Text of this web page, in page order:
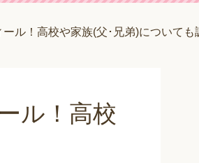
ル！高校や家族(父･兄弟)についても
ル！高校